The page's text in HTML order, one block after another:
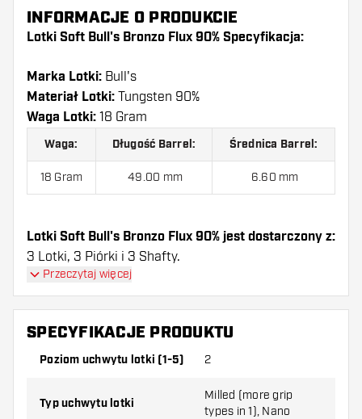
INFORMACJE O PRODUKCIE
Lotki Soft Bull's Bronzo Flux 90% Specyfikacja:
Marka Lotki: Bull's
Materiał Lotki: Tungsten 90%
Waga Lotki: 18 Gram
Waga: Długość Barrel: Średnica Barrel:
18 Gram 49.00 mm 6.60 mm
Lotki Soft Bull's Bronzo Flux 90% jest dostarczony z:
3 Lotki, 3 Piórki i 3 Shafty.
Przeczytaj więcej
SPECYFIKACJE PRODUKTU
Poziom uchwytu lotki (1-5) 2
Typ uchwytu lotki
Milled (more grip
types in 1), Nano